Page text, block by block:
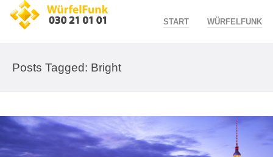
START WÜRFELFUNK
Posts Tagged: Bright